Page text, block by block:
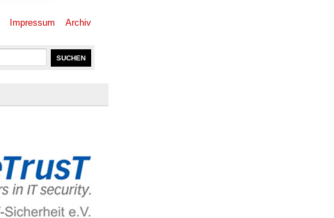
Impressum Archiv